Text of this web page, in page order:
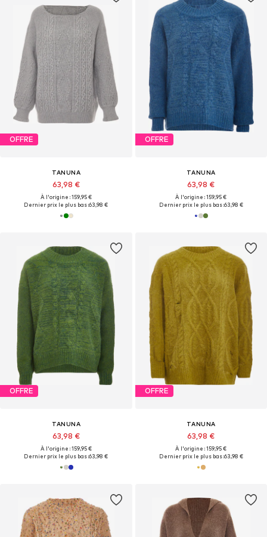
OFFRE
TANUNA
63,98 €
À l'origine : 159,95 €
Dernier prix le plus bas :63,98 €
OFFRE
TANUNA
63,98 €
À l'origine : 159,95 €
Dernier prix le plus bas :63,98 €
OFFRE
TANUNA
63,98 €
À l'origine : 159,95 €
Dernier prix le plus bas :63,98 €
OFFRE
TANUNA
63,98 €
À l'origine : 159,95 €
Dernier prix le plus bas :63,98 €